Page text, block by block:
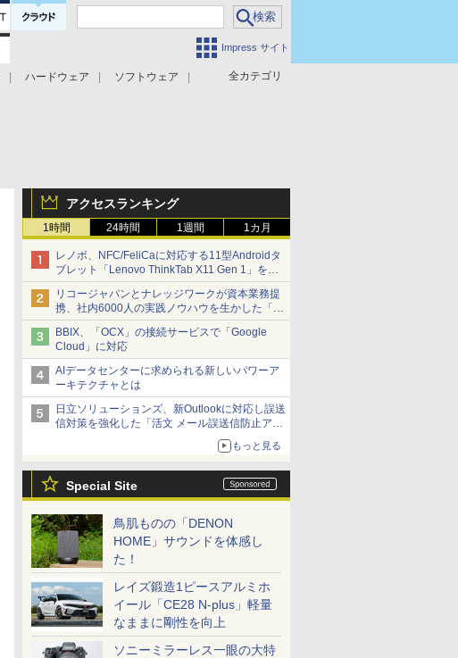
Impress サイト
全カテゴリ
ハードウェア
ソフトウェア
アクセスランキング
1時間 24時間 1週間 1カ月
レノボ、NFC/FeliCaに対応する11型Androidタ
ブレット「Lenovo ThinkTab X11 Gen 1」を発
売
リコージャパンとナレッジワークが資本業務提
携、社内6000人の実践ノウハウを生かした「AI
商談記録 for RICOH」を展開へ
BBIX、「OCX」の接続サービスで「Google
Cloud」に対応
AIデータセンターに求められる新しいパワーア
ーキテクチャとは
日立ソリューションズ、新Outlookに対応し誤送
信対策を強化した「活文 メール誤送信防止アド
もっと見る
Special Site
鳥肌ものの「DENON
HOME」サウンドを体感し
た！
レイズ鍛造1ピースアルミホ
イール「CE28 N-plus」軽量
なままに剛性を向上
ソニーミラーレス一眼の大特